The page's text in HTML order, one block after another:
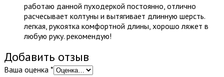
работаю данной пуходеркой постоянно, отлично
расчесывает колтуны и вытягивает длинную шерсть.
легкая, рукоятка комфортной длины, хорошо ляжет в
любую руку. рекомендую!
Добавить отзыв
Ваша оценка *